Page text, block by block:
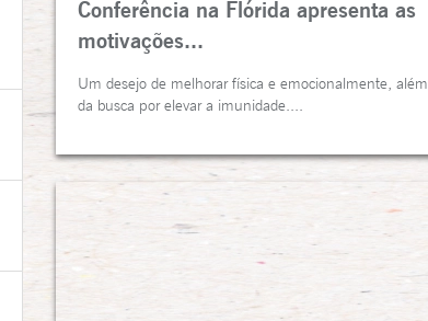
Conferência na Flórida apresenta as
motivações...
Um desejo de melhorar física e emocionalmente, além
da busca por elevar a imunidade....